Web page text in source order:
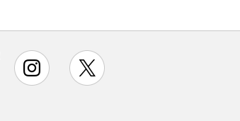
instagram